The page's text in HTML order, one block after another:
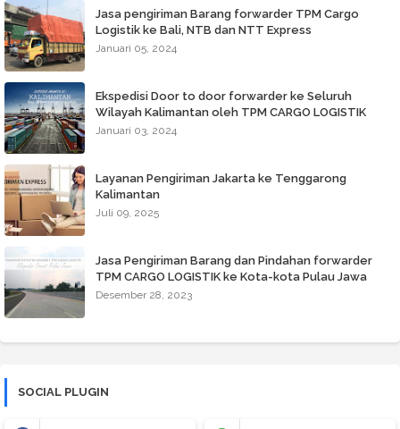
Jasa pengiriman Barang forwarder TPM Cargo
Logistik ke Bali, NTB dan NTT Express
Januari 05, 2024
Ekspedisi Door to door forwarder ke Seluruh
Wilayah Kalimantan oleh TPM CARGO LOGISTIK
Januari 03, 2024
Layanan Pengiriman Jakarta ke Tenggarong
Kalimantan
Juli 09, 2025
Jasa Pengiriman Barang dan Pindahan forwarder
TPM CARGO LOGISTIK ke Kota-kota Pulau Jawa
Desember 28, 2023
SOCIAL PLUGIN